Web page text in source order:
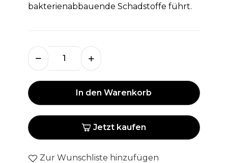
bakterienabbauende Schadstoffe führt.
In den Warenkorb
Jetzt kaufen
Zur Wunschliste hinzufügen